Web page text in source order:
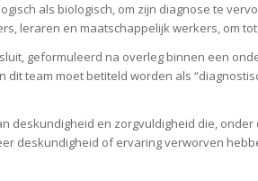
als biologisch, om zijn diagnose te
leraren en maatschappelijk werkers, om
geformuleerd na overleg binnen een
team moet betiteld worden als
deskundigheid en zorgvuldigheid die,
deskundigheid of ervaring verworven